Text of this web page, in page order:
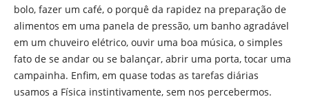
bolo, fazer um café, o porquê da rapidez na preparação de
alimentos em uma panela de pressão, um banho agradável
em um chuveiro elétrico, ouvir uma boa música, o simples
fato de se andar ou se balançar, abrir uma porta, tocar uma
campainha. Enfim, em quase todas as tarefas diárias
usamos a Física instintivamente, sem nos percebermos.